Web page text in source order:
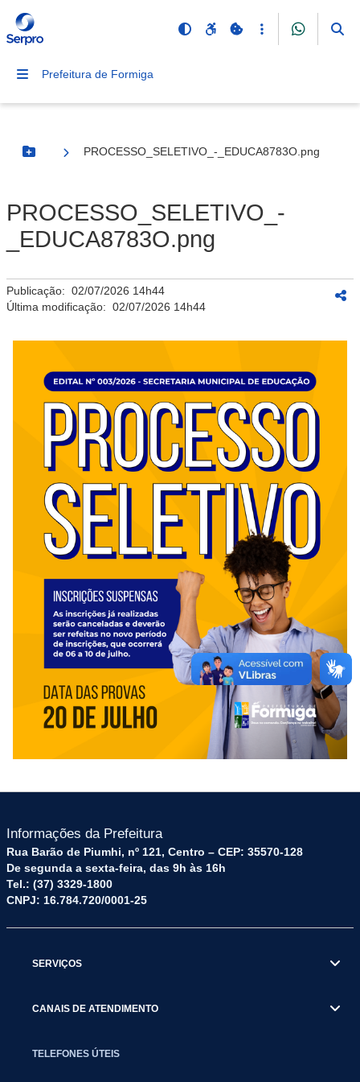
Prefeitura de Formiga
Botão Menu
PROCESSO_SELETIVO_-_EDUCA8783O.png
PROCESSO_SELETIVO_-
_EDUCA8783O.png
Publicação: 02/07/2026 14h44
Última modificação: 02/07/2026 14h44
Informações da Prefeitura
Rua Barão de Piumhi, nº 121, Centro – CEP: 35570-128
De segunda a sexta-feira, das 9h às 16h
Tel.: (37) 3329-1800
CNPJ: 16.784.720/0001-25
SERVIÇOS
CANAIS DE ATENDIMENTO
TELEFONES ÚTEIS